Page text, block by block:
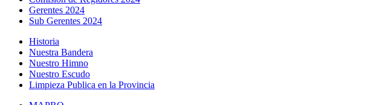
Gerentes 2024
Sub Gerentes 2024
Historia
Nuestra Bandera
Nuestro Himno
Nuestro Escudo
Limpieza Publica en la Provincia